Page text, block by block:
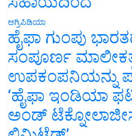
ಅಗ್ರಿಪಿಡಿಯಾ
ಹೈಫಾ ಗುಂಪು
ಸಂಪೂರ್ಣ
ಉಪಕಂಪನಿಯನ್ನು
‘ಹೈಫಾ ಇಂಡಿಯಾ
ಅಂಡ್
ಲಿಮಿಟೆಡ್’